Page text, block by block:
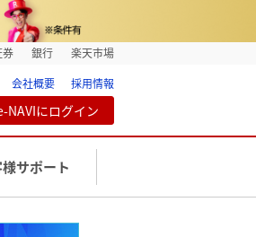
券 銀行
楽天市場
会社概要 採用情報
NAVIにログイン
サポート